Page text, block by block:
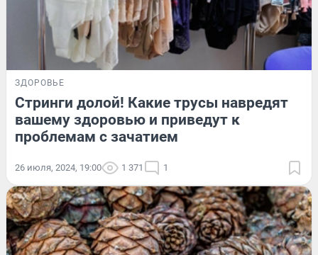
ЗДОРОВЬЕ
Стринги долой! Какие трусы навредят
вашему здоровью и приведут к
проблемам с зачатием
26 июля, 2024, 19:00 1 371 1